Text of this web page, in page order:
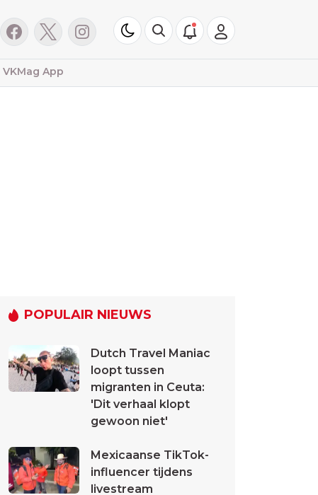
VKMag App
POPULAIR NIEUWS
Dutch Travel Maniac
loopt tussen
migranten in Ceuta:
'Dit verhaal klopt
gewoon niet'
Mexicaanse TikTok-
influencer tijdens
livestream